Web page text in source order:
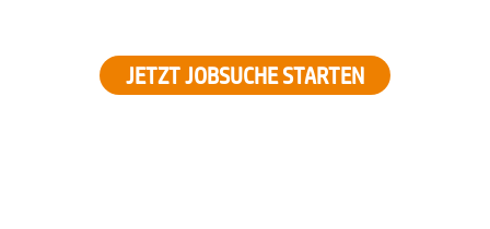
JETZT JOBSUCHE STARTEN